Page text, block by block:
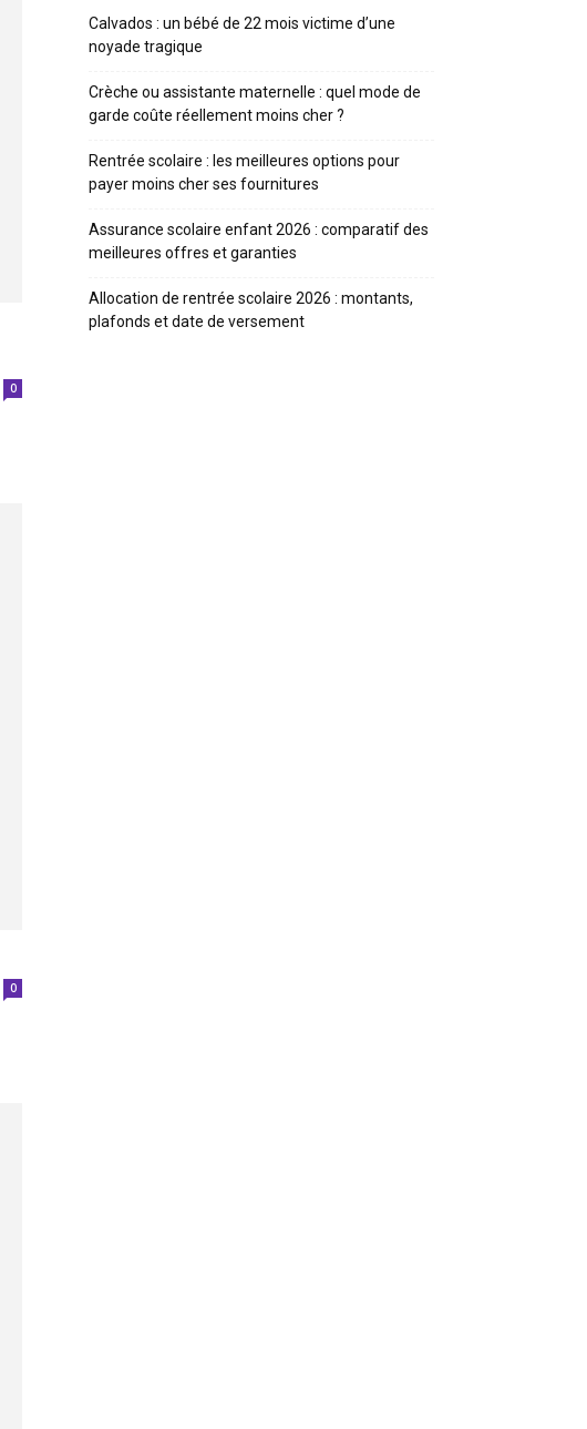
0
0
Calvados : un bébé de 22 mois victime d’une
noyade tragique
Crèche ou assistante maternelle : quel mode de
garde coûte réellement moins cher ?
Rentrée scolaire : les meilleures options pour
payer moins cher ses fournitures
Assurance scolaire enfant 2026 : comparatif des
meilleures offres et garanties
Allocation de rentrée scolaire 2026 : montants,
plafonds et date de versement